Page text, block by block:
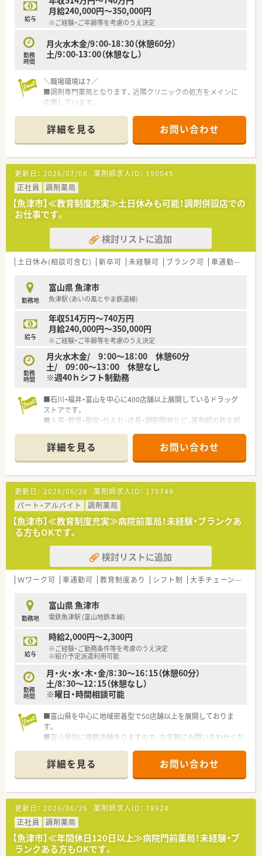
給与
月給240,000円～350,000円
※ご経験・ご年齢等を考慮のうえ決定
勤務
時間
月火水木金/9：00-18：30（休憩60分）
土/9：00-13：00（休憩なし）
＼職場環境は？／
■調剤専門薬局となります。近隣クリニックの処方をメインに
応需しています。
減しクレームの発生を未然に防ぐことで、従業員の方々を守る取
り組みがなされています。
★コンサルタントからのオススメポイント★
■社員割引にてＯＴＣ・日用品の購入、結婚祝い金などの慶事見
舞金制度、行政と連携した育児支援制度など、大手企業ならでは
の充実した福利厚生がございます。
■キャリアアップを目指される方にオススメ！2年目で薬局長・4
年目でエリアマネージャーに昇格できるなど多数のチャンスが
ございます。
■座り投薬により、患者様とじっくりお話しすることができま
詳細を見る お問い合わせ
更新日： 2026/07/08 薬剤師求人ID： 190045
正社員
調剤薬局
【魚津市】≪教育制度充実≫土日休みも可能！調剤併設店での
お仕事です。
検討リストに追加
土日休み(相談可含む) 新卒可 未経験可 ブランク可 車通勤可
勤務地
富山県 魚津市
魚津駅 (あいの風とやま鉄道線)
給与
年収514万円～740万円
月給240,000円～350,000円
※ご経験・ご年齢等を考慮のうえ決定
勤務
時間
月火水木金/ 9：00～18：00 休憩60分
土/ 09：00～13：00 休憩なし
※週40ｈシフト制勤務
■石川・福井・富山を中心に400店舗以上展開しているドラッグ
ストアです。
■人事・教育・販促・仕入れ・店長・調剤開発など、薬剤師の枠を超
す。
詳細を見る お問い合わせ
更新日： 2026/06/26 薬剤師求人ID： 179749
パート・アルバイト
調剤薬局
【魚津市】≪教育制度充実≫病院前薬局！未経験・ブランクあ
る方もOKです。
検討リストに追加
Ｗワーク可 車通勤可 教育制度あり シフト制 大手チェーン以外
勤務地
富山県 魚津市
電鉄魚津駅 (富山地鉄本線)
給与
時給2,000円～2,300円
※ご経験・ご勤務条件等を考慮のうえ決定
※紹介予定派遣利用可能
勤務
時間
月・火・水・木・金/8：30～16：15（休憩60分）
土/8：30～12：15（休憩なし）
※曜日・時間相談可能
■富山県を中心に地域密着型で50店舗以上を展開しておりま
す。
■富山県内に複数店舗ありますので、お気軽にお問い合わせくだ
■曜日・時間等相談可能です。
詳細を見る お問い合わせ
更新日： 2026/06/26 薬剤師求人ID： 78924
正社員
調剤薬局
【魚津市】≪年間休日120日以上≫病院門前薬局！未経験・ブ
ランクある方もOKです。